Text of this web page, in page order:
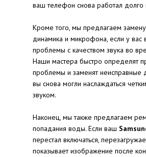
ваш телефон снова работал
Кроме того, мы предлагаем
динамика и микрофона, если у вас
проблемы с качеством звука во
Наши мастера быстро определят
проблемы и заменят неисправные
вы снова могли наслаждаться
звуком.
Наконец, мы также предлагаем
попадания воды. Если ваш
перестал включаться,
показывает изображение после